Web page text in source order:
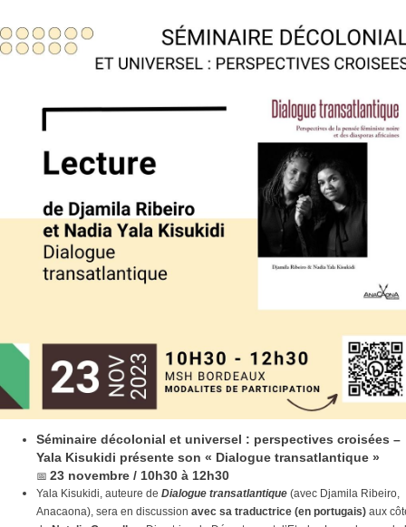
Séminaire décolonial et universel : perspectives croisées –
Yala Kisukidi présente son « Dialogue transatlantique »
📅 23 novembre / 10h30 à 12h30
Yala Kisukidi, auteure de Dialogue transatlantique (avec Djamila Ribeiro,
Anacaona), sera en discussion avec sa traductrice (en portugais) aux